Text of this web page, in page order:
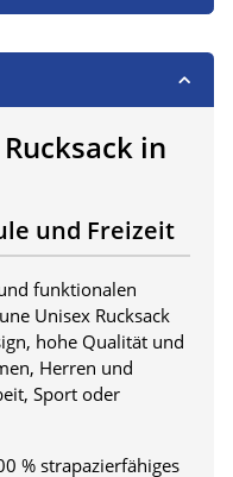
in
und Freizeit
funktionalen
Unisex Rucksack
hohe Qualität und
Herren und
Sport oder
% strapazierfähiges